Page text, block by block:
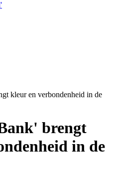
kleur en verbondenheid in de
brengt
in de